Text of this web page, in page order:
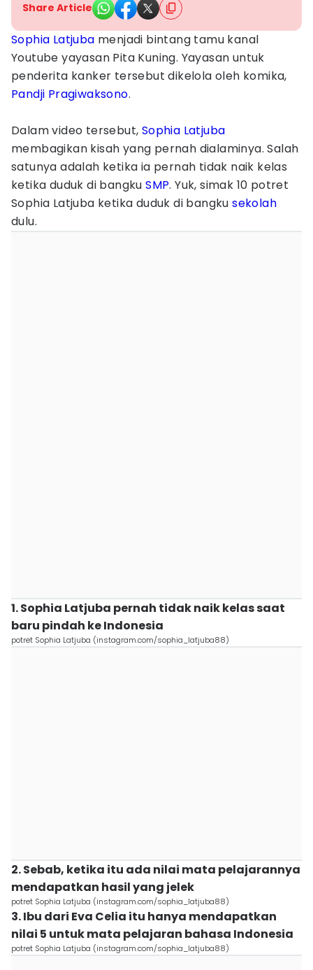
Share Article
Sophia Latjuba menjadi bintang tamu kanal
Youtube yayasan Pita Kuning. Yayasan untuk
penderita kanker tersebut dikelola oleh komika,
Pandji Pragiwaksono.
Dalam video tersebut, Sophia Latjuba
membagikan kisah yang pernah dialaminya. Salah
satunya adalah ketika ia pernah tidak naik kelas
ketika duduk di bangkuSMP. Yuk, simak 10 potret
Sophia Latjuba ketika duduk di bangkusekolah
dulu.
1. Sophia Latjuba pernah tidak naik kelas saat
baru pindah ke Indonesia
potret Sophia Latjuba (instagram.com/sophia_latjuba88)
2. Sebab, ketika itu ada nilai mata pelajarannya
mendapatkan hasil yang jelek
potret Sophia Latjuba (instagram.com/sophia_latjuba88)
3. Ibu dari Eva Celia itu hanya mendapatkan
nilai 5 untuk mata pelajaran bahasa Indonesia
potret Sophia Latjuba (instagram.com/sophia_latjuba88)